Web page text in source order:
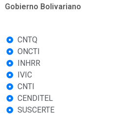
Gobierno Bolivariano
CNTQ
ONCTI
INHRR
IVIC
CNTI
CENDITEL
SUSCERTE